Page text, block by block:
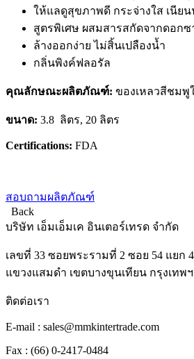
ให้แลดูสุขภาพดี กระจ่างใส เนีย
สูตรพิเศษ ผสมสารสกัดจากดอก
ล้างออกง่าย ไม่สิ้นเปลืองน้ำ
กลิ่นพิงค์ฟลอรัล
คุณลักษณะผลิตภัณฑ์: ของเหลวสีชมพู
ขนาด: 3.8 ลิตร, 20 ลิตร
Certifications: FDA
สอบถามผลิตภัณฑ์
Back
บริษัท เอ็มเอ็มเค อินเตอร์เทรด จำกัด
เลขที่ 33 ซอยพระรามที่ 2 ซอย 54 แยก 4
แขวงแสมดำ เขตบางขุนเทียน กรุงเทพฯ
ติดต่อเรา
E-mail : sales@mmkintertrade.com
Fax : (66) 0-2417-0484